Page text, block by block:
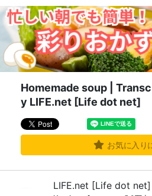
Homemade soup |
y LIFE.net [Life dot net]
お気に入り
LIFE.net [Life dot net]